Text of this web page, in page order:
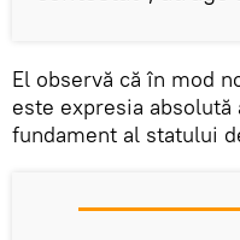
El observă că în mod
este expresia
fundament al statului